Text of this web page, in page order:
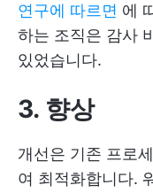
연구에 따르면 에
하는 조직은 감사
있었습니다.
3. 향상
개선은 기존 프로
여 최적화합니다.